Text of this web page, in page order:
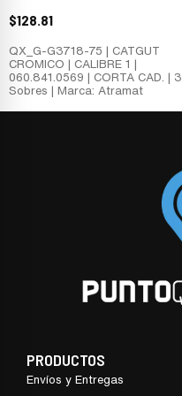
$128.81
QX_G-G3718-75 | CATGUT
CROMICO | CALIBRE 1 |
060.841.0569 | CORTA CAD. | 3
Sobres | Marca: Atramat
PRODUCTOS
Envíos y Entregas